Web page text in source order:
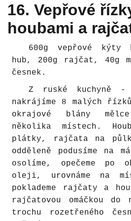
16. Vepřové
houbami a
600g vepřové kýty
hub, 200g rajčat, 40g
česnek.
Z ruské kuchyně
nakrájíme 8 malých
okrajové blány
několika místech.
plátky, rajčata na
odděleně podusíme na
osolíme, opečeme po
oleji, urovnáme na
poklademe rajčaty a
rajčatovou omáčkou
trochu rozetřeného